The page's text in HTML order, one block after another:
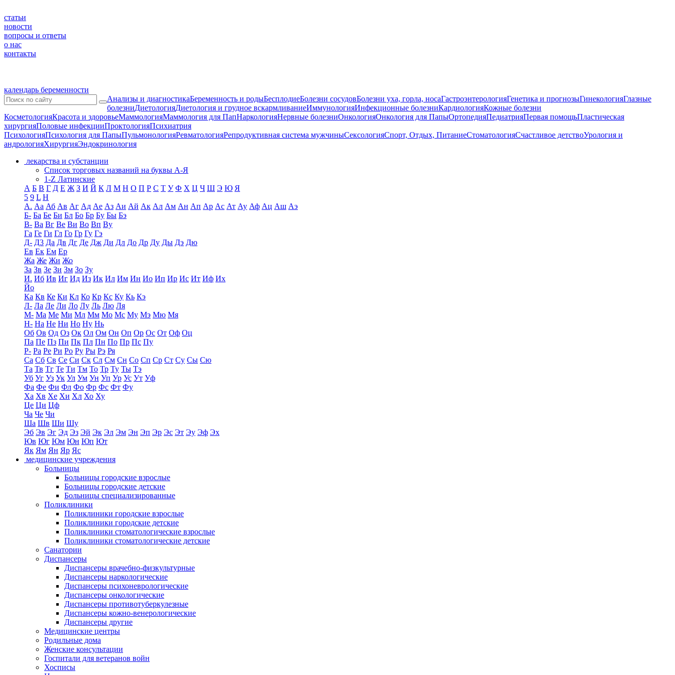
статьи
новости
вопросы и ответы
о нас
контакты
календарь беременности
Анализы и диагностикаБеременность и родыБесплодиеБолезни сосудовБолезни уха, горла, носаГастроэнтерологияГенетика и прогнозыГинекологияГлазные
болезниДиетологияДиетология и грудное вскармливаниеИммунологияИнфекционные болезниКардиологияКожные болезни
КосметологияКрасота и здоровьеМаммологияМаммология для ПапНаркологияНервные болезниОнкологияОнкология для ПапыОртопедияПедиатрияПервая помощьПластическая
хирургияПоловые инфекцииПроктологияПсихиатрия
ПсихологияПсихология для ПапыПульмонологияРевматологияРепродуктивная система мужчиныСексологияСпорт, Отдых, ПитаниеСтоматологияСчастливое детствоУрология и
андрологияХирургияЭндокринология
лекарства и субстанции
Список торговых названий на буквы А-Я
1-Z Латинские
А Б В Г Д Е Ж З И Й К Л М Н О П Р С Т У Ф Х Ц Ч Ш Э Ю Я
5 9 L H
А. Аа Аб Ав Аг Ад Ае Аз Аи Ай Ак Ал Ам Ан Ап Ар Ас Ат Ау Аф Ац Аш Аэ
Б- Ба Бе Би Бл Бо Бр Бу Бы Бэ
В- Ва Вг Ве Ви Во Вп Ву
Га Ге Ги Гл Го Гр Гу Гэ
Д- Д3 Да Дв Дг Де Дж Ди Дл До Др Ду Ды Дэ Дю
Ев Ек Ем Ер
Жа Же Жи Жо
За Зв Зе Зи Зм Зо Зу
И. Иб Ив Иг Ид Из Ик Ил Им Ин Ио Ип Ир Ис Ит Иф Их
Йо
Ка Кв Ке Ки Кл Ко Кр Кс Ку Кь Кэ
Л- Ла Ле Ли Ло Лу Ль Лю Ля
М- Ма Ме Ми Мл Мм Мо Мс Му Мэ Мю Мя
Н- На Не Ни Но Ну Нь
Об Ов Од Оз Ок Ол Ом Он Оп Ор Ос От Оф Оц
Па Пе Пз Пи Пк Пл Пн По Пр Пс Пу
Р- Ра Ре Ри Ро Ру Ры Рэ Ря
Са Сб Св Се Си Ск Сл См Сн Со Сп Ср Ст Су Сы Сю
Та Тв Тг Те Ти Тм То Тр Ту Ты Тэ
Уб Уг Уз Ук Ул Ум Ун Уп Ур Ус Ут Уф
Фа Фе Фи Фл Фо Фр Фс Фт Фу
Ха Хв Хе Хи Хл Хо Ху
Це Ци Цф
Ча Че Чи
Ша Шв Ши Шу
Эб Эв Эг Эд Эз Эй Эк Эл Эм Эн Эп Эр Эс Эт Эу Эф Эх
Юв Юг Юм Юн Юп Ют
Як Ям Ян Яр Яс
медицинские учреждения
Больницы
Больницы городские взрослые
Больницы городские детские
Больницы специализированные
Поликлиники
Поликлиники городские взрослые
Поликлиники городские детские
Поликлиники стоматологические взрослые
Поликлиники стоматологические детские
Санатории
Диспансеры
Диспансеры врачебно-физкультурные
Диспансеры наркологические
Диспансеры психоневрологические
Диспансеры онкологические
Диспансеры противотуберкулезные
Диспансеры кожно-венерологические
Диспансеры другие
Медицинские центры
Родильные дома
Женские консультации
Госпитали для ветеранов войн
Хосписы